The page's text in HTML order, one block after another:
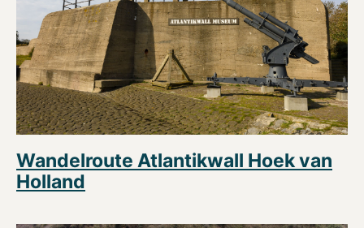
Wandelroute Atlantikwall Hoek van
Holland